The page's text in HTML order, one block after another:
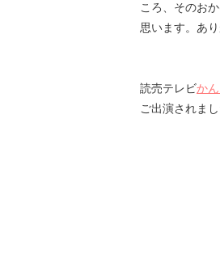
ころ、そのお
思います。あ
読売テレビか
ご出演されま